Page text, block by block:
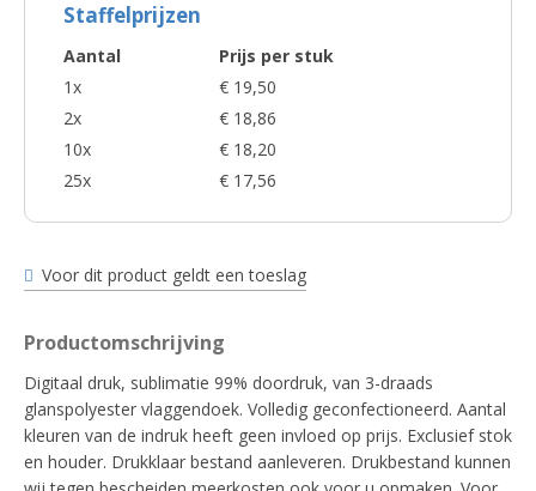
Staffelprijzen
Aantal
Prijs per stuk
1x
€ 19,50
2x
€ 18,86
10x
€ 18,20
25x
€ 17,56
Voor dit product geldt een toeslag
Productomschrijving
Digitaal druk, sublimatie 99% doordruk, van 3-draads
glanspolyester vlaggendoek. Volledig geconfectioneerd. Aantal
kleuren van de indruk heeft geen invloed op prijs. Exclusief stok
en houder. Drukklaar bestand aanleveren. Drukbestand kunnen